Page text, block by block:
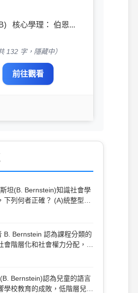
核心學理： 伯恩...
132 字，隱藏中）
前往觀看
坦(B. Bernstein)知識社會學
者正確？ (A)統整型符
架構是指教育內
生權力
商性
B. Bernstein 認為課程分類的
會階層化和社會權力分配，請
記憶
界限分明
Bernstein)認為兒童的語言
學校教育的成敗，低階層兒童